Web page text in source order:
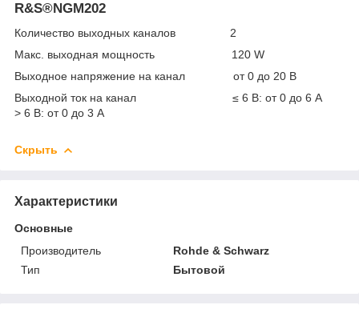
R&S®NGM202
Количество выходных каналов 2
Макс. выходная мощность 120 W
Выходное напряжение на канал от 0 до 20 В
Выходной ток на канал ≤ 6 В: от 0 до 6 А
> 6 В: от 0 до 3 А
Скрыть
Характеристики
Основные
Производитель
Rohde & Schwarz
Тип
Бытовой